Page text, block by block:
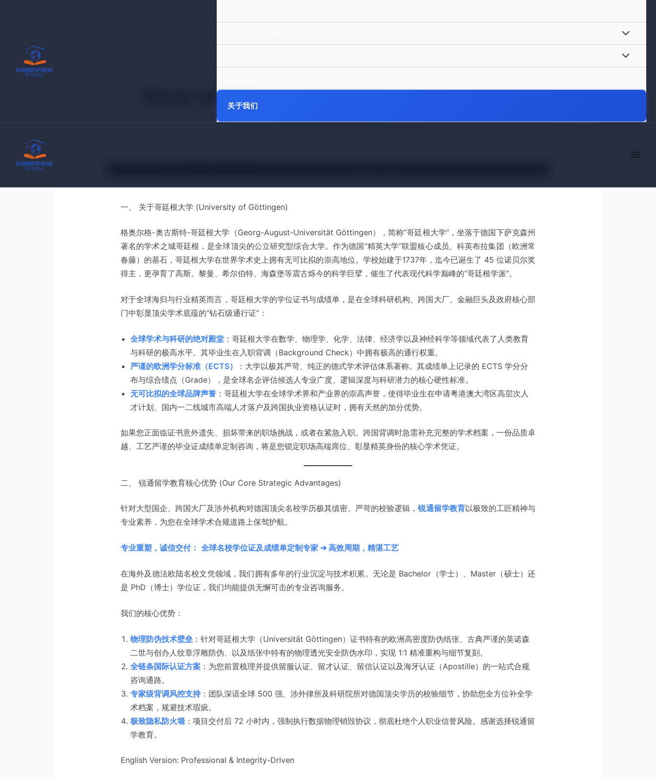
关于我们
哥廷根大学毕业证成绩单定制及德国真实留信认证攻略
一、 关于哥廷根大学 (University of Göttingen)
格奥尔格-奥古斯特-哥廷根大学（Georg-August-Universität Göttingen），简称“哥廷根大学”，坐落于德国下萨克森州
著名的学术之城哥廷根，是全球顶尖的公立研究型综合大学。作为德国“精英大学”联盟核心成员、科英布拉集团（欧洲常
春藤）的基石，哥廷根大学在世界学术史上拥有无可比拟的崇高地位。学校始建于1737年，迄今已诞生了 45 位诺贝尔奖
得主，更孕育了高斯、黎曼、希尔伯特、海森堡等震古烁今的科学巨擘，催生了代表现代科学巅峰的“哥廷根学派”。
对于全球海归与行业精英而言，哥廷根大学的学位证书与成绩单，是在全球科研机构、跨国大厂、金融巨头及政府核心部
门中彰显顶尖学术底蕴的“钻石级通行证”：
全球学术与科研的绝对殿堂 ：哥廷根大学在数学、物理学、化学、法律、经济学以及神经科学等领域代表了人类教育
与科研的极高水平。其毕业生在入职背调（Background Check）中拥有极高的通行权重。
严谨的欧洲学分标准（ECTS）
：大学以极其严苛、纯正的德式学术评估体系著称。其成绩单上记录的 ECTS 学分分
布与综合绩点（Grade），是全球名企评估候选人专业广度、逻辑深度与科研潜力的核心硬性标准。
无可比拟的全球品牌声誉 ：哥廷根大学在全球学术界和产业界的崇高声誉，使得毕业生在申请粤港澳大湾区高层次人
才计划、国内一二线城市高端人才落户及跨国执业资格认证时，拥有天然的加分优势。
如果您正面临证书意外遗失、损坏带来的职场挑战，或者在紧急入职、跨国背调时急需补充完整的学术档案，一份品质卓
越、工艺严谨的毕业证成绩单定制咨询，将是您锁定职场高端席位、彰显精英身份的核心学术凭证。
二、 锐通留学教育核心优势 (Our Core Strategic Advantages)
针对大型国企、跨国大厂及涉外机构对德国顶尖名校学历极其缜密、严苛的校验逻辑，锐通留学教育以极致的工匠精神与
专业素养，为您在全球学术合规道路上保驾护航。
专业重塑，诚信交付： 全球名校学位证及成绩单定制专家 ➔ 高效周期，精湛工艺
在海外及德法欧陆名校文凭领域，我们拥有多年的行业沉淀与技术积累。无论是 Bachelor（学士）、Master（硕士）还
是 PhD（博士）学位证，我们均能提供无懈可击的专业咨询服务。
我们的核心优势：
物理防伪技术壁垒 ：针对哥廷根大学（Universität Göttingen）证书特有的欧洲高密度防伪纸张、古典严谨的英诺森
二世与创办人纹章浮雕防伪、以及纸张中特有的物理透光安全防伪水印，实现 1:1 精准重构与细节复刻。
全链条国际认证方案 ：为您前置梳理并提供留服认证、留才认证、留信认证以及海牙认证（Apostille）的一站式合规
咨询通路。
专家级背调风控支持：团队深谙全球 500 强、涉外律所及科研院所对德国顶尖学历的校验细节，协助您全方位补全学
术档案，规避技术瑕疵。
极致隐私防火墙 ：项目交付后 72 小时内，强制执行数据物理销毁协议，彻底杜绝个人职业信誉风险。感谢选择锐通留
学教育。
English Version: Professional & Integrity-Driven